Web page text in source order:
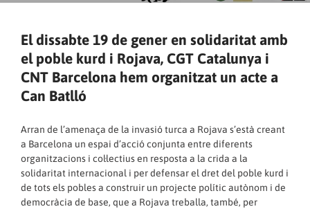
El dissabte 19 de gener en solidaritat amb
el poble kurd i Rojava, CGT Catalunya i
CNT Barcelona hem organitzat un acte a
Can Batlló
Arran de l’amenaça de la invasió turca a Rojava s’està creant
a Barcelona un espai d’acció conjunta entre diferents
organitzacions i col·lectius en resposta a la crida a la
solidaritat internacional i per defensar el dret del poble kurd i
de tots els pobles a construir un projecte polític autònom i de
democràcia de base, que a Rojava treballa, també, per